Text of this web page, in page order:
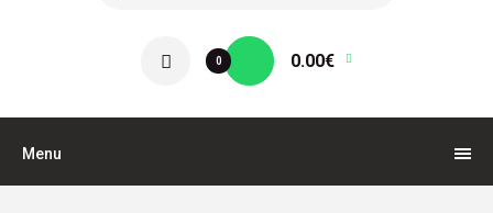
0 0.00€
Menu